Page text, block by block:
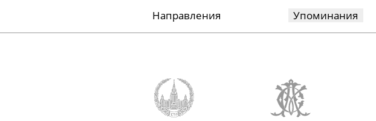
Направления Упоминания